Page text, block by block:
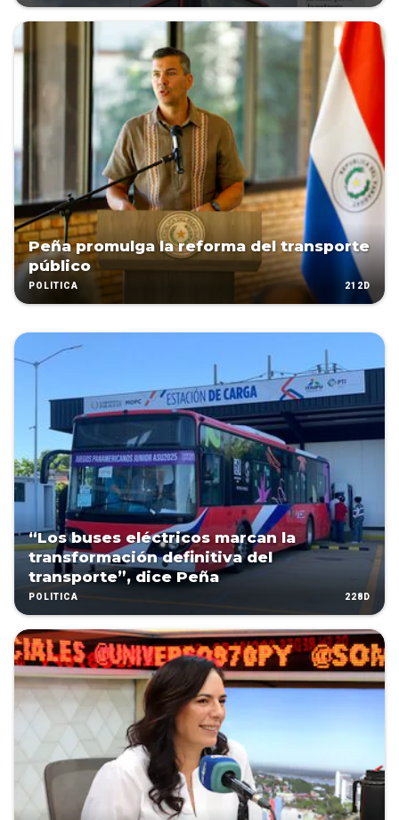
Peña promulga la reforma del transporte
público
POLÍTICA 212D
“Los buses eléctricos marcan la
transformación definitiva del
transporte”, dice Peña
POLÍTICA 228D